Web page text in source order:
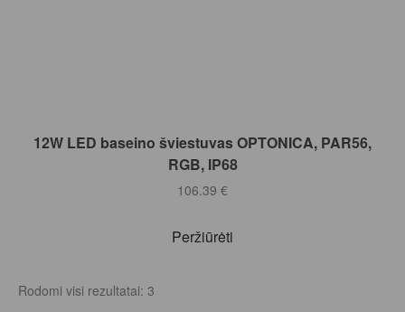
Į KREPŠELĮ
12W LED baseino šviestuvas OPTONICA, PAR56,
RGB, IP68
106.39 €
Peržiūrėti
Rodomi visi rezultatai: 3